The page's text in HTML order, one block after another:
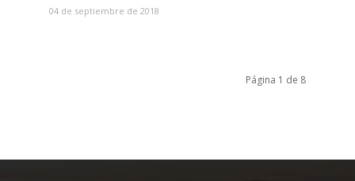
04 de septiembre de 2018
Página 1 de 8